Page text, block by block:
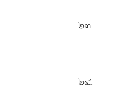
๒๓.
๒๔.